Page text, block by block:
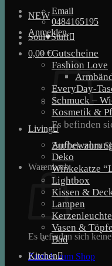
Email
0484165195
Anmelden
0,00€
Es befinden
Zurück zum
Warenkorb
Es befinden sich
Zurück zum Shop
NEW
Soul♥Stuff
Gutscheine
Fashion Love
EveryDay-
Schmuck –
Kosmetik &
Living
Deko
Winkekatze
Lightbox
Kissen &
Lampen
Vasen & Töpfe
Bad
Kitchen